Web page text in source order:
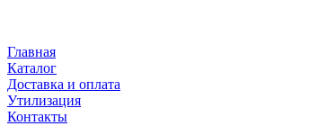
Главная
Каталог
Доставка и оплата
Утилизация
Контакты